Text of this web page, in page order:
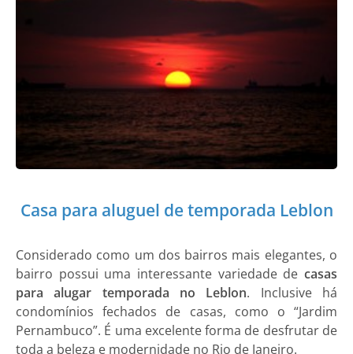
Casa para aluguel de temporada Leblon
Considerado como um dos bairros mais elegantes, o
bairro possui uma interessante variedade de casas
para alugar temporada no Leblon. Inclusive há
condomínios fechados de casas, como o “Jardim
Pernambuco”. É uma excelente forma de desfrutar de
toda a beleza e modernidade no Rio de Janeiro.